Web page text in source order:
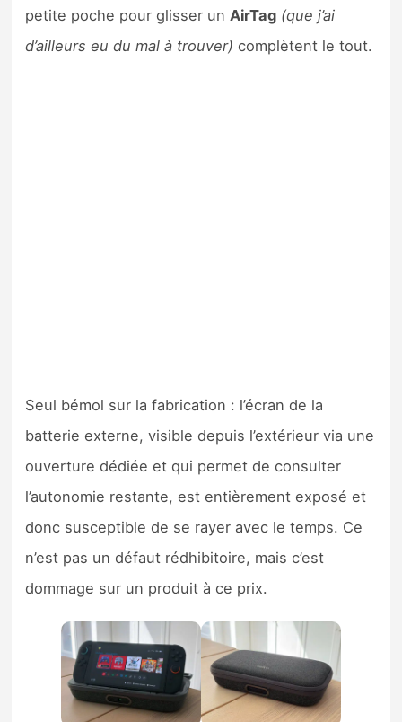
petite poche pour glisser un AirTag (que j’ai
d’ailleurs eu du mal à trouver) complètent le tout.
Seul bémol sur la fabrication : l’écran de la
batterie externe, visible depuis l’extérieur via une
ouverture dédiée et qui permet de consulter
l’autonomie restante, est entièrement exposé et
donc susceptible de se rayer avec le temps. Ce
n’est pas un défaut rédhibitoire, mais c’est
dommage sur un produit à ce prix.